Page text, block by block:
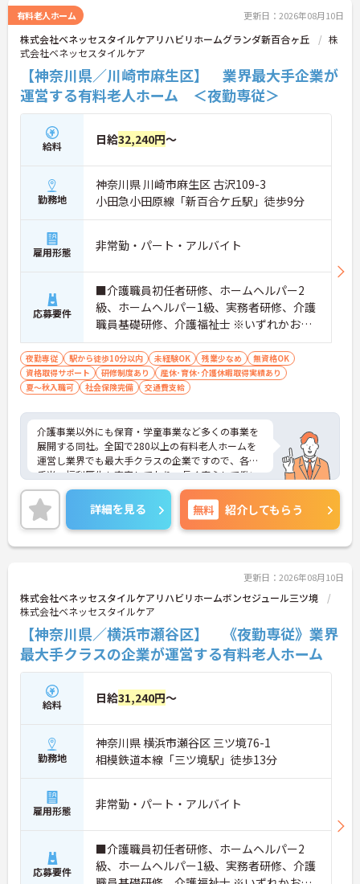
有料老人ホーム 更新日：2026年08月10日
株式会社ベネッセスタイルケアリハビリホームグランダ新百合ヶ丘
株
式会社ベネッセスタイルケア
【神奈川県／川崎市麻生区】 業界最大手企業が
運営する有料老人ホーム ＜夜勤専従＞
給料 日給32,240円～
勤務地
神奈川県 川崎市麻生区 古沢109-3
小田急小田原線「新百合ケ丘駅」徒歩9分
雇用形態 非常勤・パート・アルバイト
応募要件
■介護職員初任者研修、ホームヘルパー2
級、ホームヘルパー1級、実務者研修、介護
職員基礎研修、介護福祉士 ※いずれかお持
ちの方 ※資格をお持ちでない方も相談可
夜勤専従 駅から徒歩10分以内 未経験OK 残業少なめ
無資格OK
資格取得サポート
研修制度あり
産休･育休･介護休暇取得実績あり
夏～秋入職可
社会保険完備 交通費支給
介護事業以外にも保育・学童事業など多くの事業を
展開する同社。全国で280以上の有料老人ホームを
運営し業界でも最大手クラスの企業ですので、各種
手当、福利厚生も充実しており、長く安心して働い
ていただける環境です。ご興味ある方には、面接対
策ポイントなど、さらに詳細をお話しいたしますの
でお気軽にご相談ください。
詳細を見る 無料 紹介してもらう
更新日：2026年08月10日
株式会社ベネッセスタイルケアリハビリホームボンセジュール三ツ境
株式会社ベネッセスタイルケア
【神奈川県／横浜市瀬谷区】 《夜勤専従》業界
最大手クラスの企業が運営する有料老人ホーム
給料 日給31,240円～
勤務地
神奈川県 横浜市瀬谷区 三ツ境76-1
相模鉄道本線「三ツ境駅」徒歩13分
雇用形態 非常勤・パート・アルバイト
応募要件
■介護職員初任者研修、ホームヘルパー2
級、ホームヘルパー1級、実務者研修、介護